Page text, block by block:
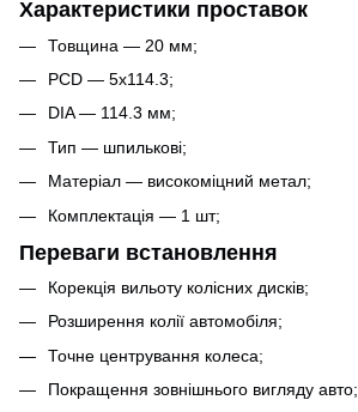
Характеристики проставок
Товщина — 20 мм;
PCD — 5x114.3;
DIA — 114.3 мм;
Тип — шпилькові;
Матеріал — високоміцний метал;
Комплектація — 1 шт;
Переваги встановлення
Корекція вильоту колісних дисків;
Розширення колії автомобіля;
Точне центрування колеса;
Покращення зовнішнього вигляду авто;